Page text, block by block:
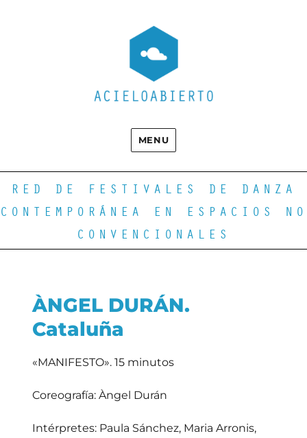
MENU
RED DE FESTIVALES DE DANZA
CONTEMPORÁNEA EN ESPACIOS NO
CONVENCIONALES
ÀNGEL DURÁN.
Cataluña
«MANIFESTO». 15 minutos
Coreografía: Àngel Durán
Intérpretes: Paula Sánchez, Maria Arronis,